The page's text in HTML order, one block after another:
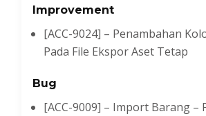
Improvement
[ACC-9024] – Penambahan
Pada File Ekspor Aset Tetap
Bug
[ACC-9009] – Import Barang –